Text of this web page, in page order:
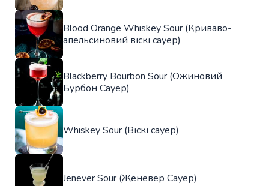
Blood Orange Whiskey Sour (Криваво-
апельсиновий віскі сауер)
Blackberry Bourbon Sour (Ожиновий
Бурбон Сауер)
Whiskey Sour (Віскі сауер)
Jenever Sour (Женевер Сауер)